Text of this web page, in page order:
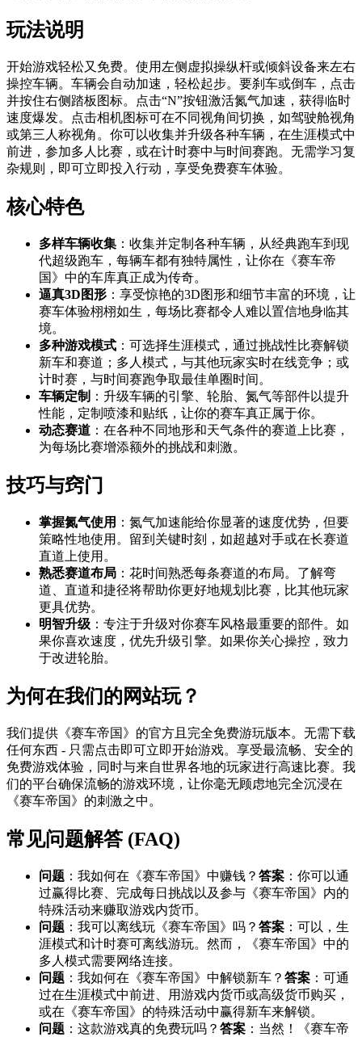
玩法说明
开始游戏轻松又免费。使用左侧虚拟操纵杆或倾斜设备来左右
操控车辆。车辆会自动加速，轻松起步。要刹车或倒车，点击
并按住右侧踏板图标。点击“N”按钮激活氮气加速，获得临时
速度爆发。点击相机图标可在不同视角间切换，如驾驶舱视角
或第三人称视角。你可以收集并升级各种车辆，在生涯模式中
前进，参加多人比赛，或在计时赛中与时间赛跑。无需学习复
杂规则，即可立即投入行动，享受免费赛车体验。
核心特色
多样车辆收集 ：收集并定制各种车辆，从经典跑车到现
代超级跑车，每辆车都有独特属性，让你在《赛车帝
国》中的车库真正成为传奇。
逼真3D图形 ：享受惊艳的3D图形和细节丰富的环境，让
赛车体验栩栩如生，每场比赛都令人难以置信地身临其
境。
多种游戏模式 ：可选择生涯模式，通过挑战性比赛解锁
新车和赛道；多人模式，与其他玩家实时在线竞争；或
计时赛，与时间赛跑争取最佳单圈时间。
车辆定制 ：升级车辆的引擎、轮胎、氮气等部件以提升
性能，定制喷漆和贴纸，让你的赛车真正属于你。
动态赛道 ：在各种不同地形和天气条件的赛道上比赛，
为每场比赛增添额外的挑战和刺激。
技巧与窍门
掌握氮气使用 ：氮气加速能给你显著的速度优势，但要
策略性地使用。留到关键时刻，如超越对手或在长赛道
直道上使用。
熟悉赛道布局 ：花时间熟悉每条赛道的布局。了解弯
道、直道和捷径将帮助你更好地规划比赛，比其他玩家
更具优势。
明智升级 ：专注于升级对你赛车风格最重要的部件。如
果你喜欢速度，优先升级引擎。如果你关心操控，致力
于改进轮胎。
为何在我们的网站玩？
我们提供《赛车帝国》的官方且完全免费游玩版本。无需下载
任何东西 - 只需点击即可立即开始游戏。享受最流畅、安全的
免费游戏体验，同时与来自世界各地的玩家进行高速比赛。我
们的平台确保流畅的游戏环境，让你毫无顾虑地完全沉浸在
《赛车帝国》的刺激之中。
常见问题解答 (FAQ)
问题 ：我如何在《赛车帝国》中赚钱？ 答案 ：你可以通
过赢得比赛、完成每日挑战以及参与《赛车帝国》内的
特殊活动来赚取游戏内货币。
问题 ：我可以离线玩《赛车帝国》吗？ 答案 ：可以，生
涯模式和计时赛可离线游玩。然而，《赛车帝国》中的
多人模式需要网络连接。
问题 ：我如何在《赛车帝国》中解锁新车？ 答案 ：可通
过在生涯模式中前进、用游戏内货币或高级货币购买，
或在《赛车帝国》的特殊活动中赢得新车来解锁。
问题 ：这款游戏真的免费玩吗？ 答案 ：当然！《赛车帝